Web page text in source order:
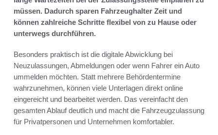
müssen. Dadurch sparen Fahrzeughalter Zeit und
können zahlreiche Schritte flexibel von zu Hause oder
unterwegs durchführen.
Besonders praktisch ist die digitale Abwicklung bei
Neuzulassungen, Abmeldungen oder wenn Fahrer ein Auto
ummelden möchten. Statt mehrere Behördentermine
wahrzunehmen, können viele Unterlagen direkt online
eingereicht und bearbeitet werden. Das vereinfacht den
gesamten Ablauf deutlich und macht die Fahrzeugzulassung
für Privatpersonen und Unternehmen komfortabler.